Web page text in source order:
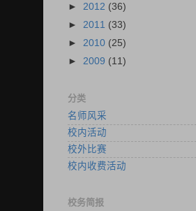
► 2012 (36)
► 2011 (33)
► 2010 (25)
► 2009 (11)
分类
名师风采
校内活动
校外比赛
校内收费活动
校务简报